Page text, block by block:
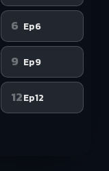
6 Ep6
9 Ep9
12Ep12